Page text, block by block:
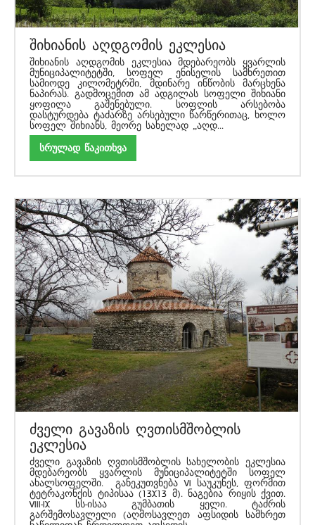
შიხიანის აღდგომის ეკლესია
შიხიანის აღდგომის ეკლესია მდებარეობს ყვარლის
მუნიციპალიტეტში, სოფელ ენისელის სამხრეთით
სამიოდე კილომეტრში, მდინარე ინწობის მარცხენა
ნაპირას. გადმოცემით ამ ადგილას სოფელი შიხიანი
ყოფილა გაშენებული. სოფლის არსებობა
დასტურდება ტაძარზე არსებული წარწერითაც, ხოლო
სოფელ შიხიანს, მეორე სახელად „აღდ...
სრულად წაკითხვა
ძველი გავაზის ღვთისმშობლის
ეკლესია
ძველი გავაზის ღვთისმშობლის სახელობის ეკლესია
მდებარეობს ყვარლის მუნიციპალიტეტში სოფელ
ახალსოფელში. განეკუთვნება VI საუკუნეს, ფორმით
ტეტრაკონქის ტიპისაა (13X13 მ). ნაგებია რიყის ქვით.
VIII-IX სს-ისაა გუმბათის ყელი. ტაძრის
გარშემოსავლელი (აღმოსავლეთ აფსიდის სამხრეთ